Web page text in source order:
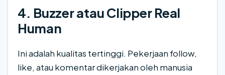
4. Buzzer atau Clipper Real
Human
Ini adalah kualitas tertinggi. Pekerjaan follow,
like, atau komentar dikerjakan oleh manusia